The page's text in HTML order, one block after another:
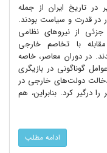
تاریخ ایران از جمله
در قدرت و سیاست بودند.
از نیروهای نظامی
با تخاصم خارجی
در دوران معاصر، خاصه
گوناگونی در بازیگری
دولت‌های خارجی در
کرد. بنابراین، هم
ادامه مطلب